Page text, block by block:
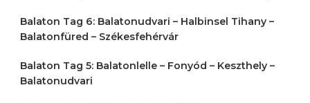
Balaton Tag 6: Balatonudvari – Halbinsel Tihany –
Balatonfüred – Székesfehérvár
Balaton Tag 5: Balatonlelle – Fonyód – Keszthely –
Balatonudvari